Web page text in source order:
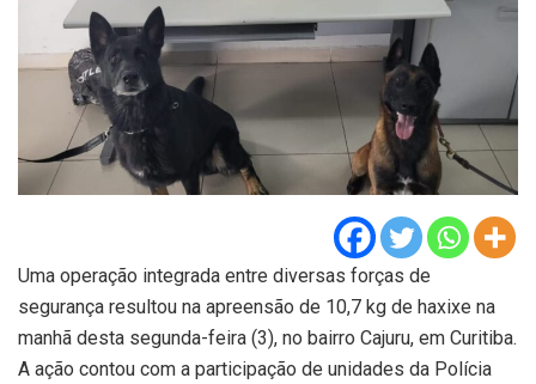
Uma operação integrada entre diversas forças de
segurança resultou na apreensão de 10,7 kg de haxixe na
manhã desta segunda-feira (3), no bairro Cajuru, em Curitiba.
A ação contou com a participação de unidades da Polícia